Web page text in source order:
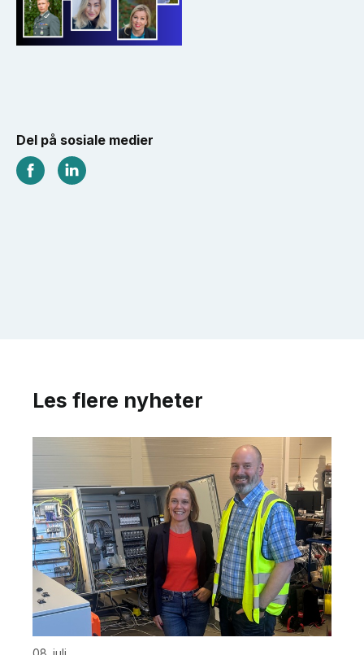
Del på sosiale medier
Les flere nyheter